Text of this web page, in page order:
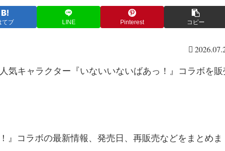
てブ LINE Pinterest コピー
気キャラクター『いないいないばあっ！』コラボを販
』コラボの最新情報、発売日、再販売などをまとめま